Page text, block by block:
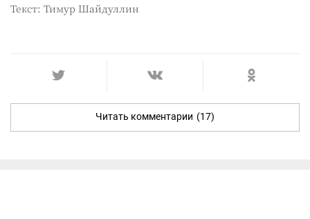
Текст: Тимур Шайдуллин
Читать комментарии (17)